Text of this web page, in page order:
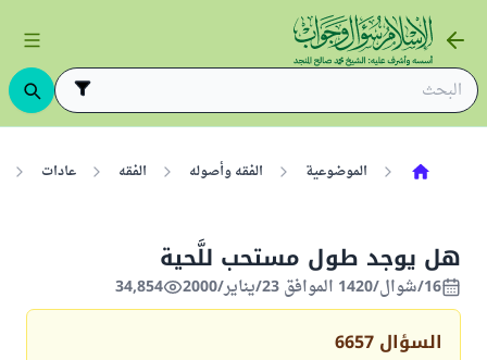
الموضوعية الفقه وأصوله الفقه عادات
هل يوجد طول مستحب للَّحية
16/شوال/1420 الموافق 23/يناير/2000 34,854
السؤال 6657